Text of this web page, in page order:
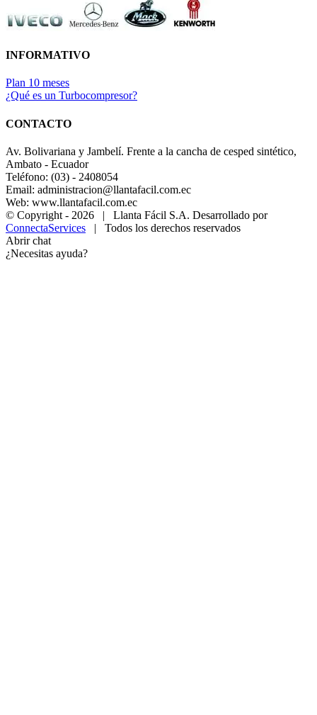
INFORMATIVO
Plan 10 meses
¿Qué es un Turbocompresor?
CONTACTO
Av. Bolivariana y Jambelí. Frente a la cancha de cesped sintético,
Ambato - Ecuador
Teléfono: (03) - 2408054
Email: administracion@llantafacil.com.ec
Web: www.llantafacil.com.ec
© Copyright - 2026 | Llanta Fácil S.A. Desarrollado por
ConnectaServices | Todos los derechos reservados
Abrir chat
¿Necesitas ayuda?